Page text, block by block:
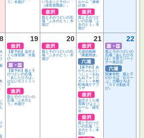
う』水遊び いろホッとサロン
（保育室開放）」
親と子のつどいの広
場『ふきのとう』水
遊び
ルーム「身体
計測」
親と子のつど
いの広場『ふ
きのとう』水
遊び
19
【要予約】金沢さ
くら保育園「水遊
び」
【要予約】親と子
のつどいの広場
『あしたひろば』
はないろリトミッ
ク
親と子のつどいの
広場『ふきのと
う』水遊び
20
親と子のつどいの広
場『ふきのとう』水
遊び
21
天使幼稚園
『園庭開放』
【要予約】あ
かちゃんとい
っしょ～おね
んねフォトス
ポット～＠柳
町地域ケアプ
ラザ
金沢さくら保
育園 ぴよとこ
ルーム「誕生
会」
親と子のつど
いの広場『ふ
きのとう』水
遊び
22
親と子のつどいの
広場『あしたひろ
ば』子育てパート
ナー来訪日
関東学院 親と子
のひろば「おりー
ぶ」土曜ひろば
『スイカ割あそ
び』